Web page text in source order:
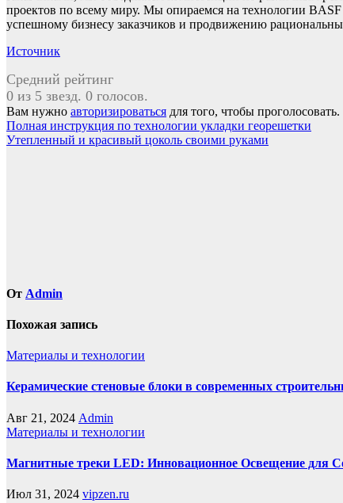
проектов по всему миру. Мы опираемся на технологии
успешному бизнесу заказчиков и продвижению
Источник
Средний рейтинг
0 из 5 звезд. 0 голосов.
Вам нужно авторизироваться для того, чтобы проголосовать.
Навигация
по
Полная инструкция по технологии укладки георешетки
Утепленный и красивый цоколь своими руками
От Admin
Похожая запись
Материалы и технологии
Керамические стеновые блоки в современных
Авг 21, 2024 Admin
Материалы и технологии
Магнитные треки LED: Инновационное Освещение для
Июл 31, 2024 vipzen.ru